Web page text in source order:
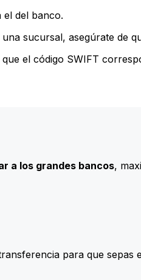
el del banco.
sucursal, asegúrate de
el código SWIFT
a los grandes bancos,
para que sepas